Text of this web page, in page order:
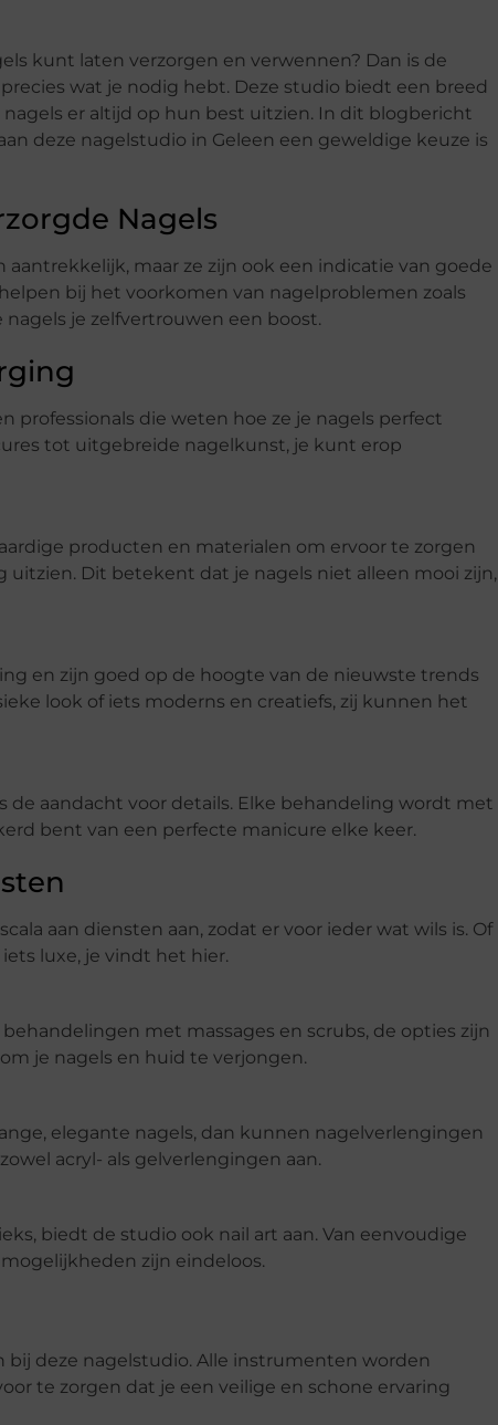
kunt laten verzorgen en verwennen? Dan is de
precies wat je nodig hebt. Deze studio biedt een breed
er altijd op hun best uitzien. In dit blogbericht
deze nagelstudio in Geleen een geweldige keuze is
Nagels
maar ze zijn ook een indicatie van goede
bij het voorkomen van nagelproblemen zoals
je zelfvertrouwen een boost.
professionals die weten hoe ze je nagels perfect
tot uitgebreide nagelkunst, je kunt erop
producten en materialen om ervoor te zorgen
uitzien. Dit betekent dat je nagels niet alleen mooi zijn,
en zijn goed op de hoogte van de nieuwste trends
look of iets moderns en creatiefs, zij kunnen het
de aandacht voor details. Elke behandeling wordt met
bent van een perfecte manicure elke keer.
aan diensten aan, zodat er voor ieder wat wils is. Of
luxe, je vindt het hier.
met massages en scrubs, de opties zijn
je nagels en huid te verjongen.
elegante nagels, dan kunnen nagelverlengingen
acryl- als gelverlengingen aan.
biedt de studio ook nail art aan. Van eenvoudige
zijn eindeloos.
deze nagelstudio. Alle instrumenten worden
te zorgen dat je een veilige en schone ervaring